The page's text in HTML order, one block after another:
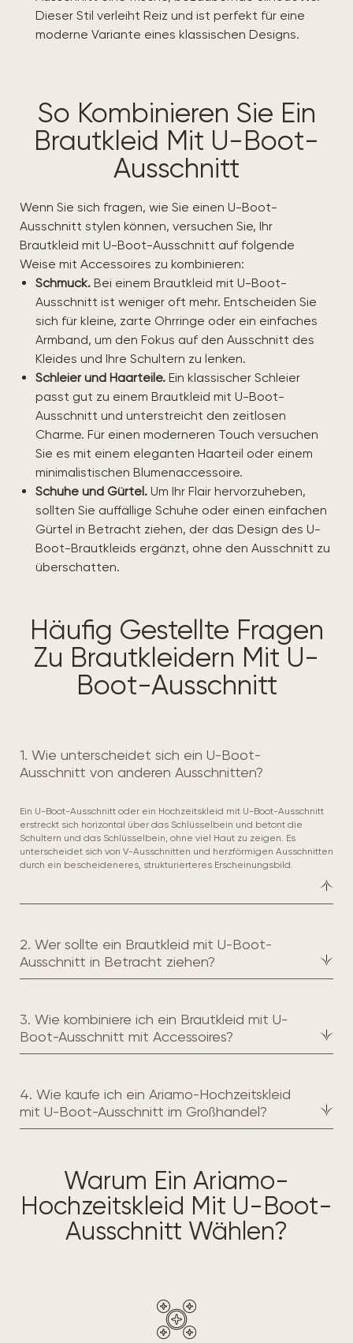
Dieser Stil verleiht Reiz und ist perfekt für eine
moderne Variante eines klassischen Designs.
So Kombinieren Sie Ein
Brautkleid Mit U-Boot-
Ausschnitt
Wenn Sie sich fragen, wie Sie einen U-Boot-
Ausschnitt stylen können, versuchen Sie, Ihr
Brautkleid mit U-Boot-Ausschnitt auf folgende
Weise mit Accessoires zu kombinieren:
Schmuck. Bei einem Brautkleid mit U-Boot-
Ausschnitt ist weniger oft mehr. Entscheiden Sie
sich für kleine, zarte Ohrringe oder ein einfaches
Armband, um den Fokus auf den Ausschnitt des
Kleides und Ihre Schultern zu lenken.
Schleier und Haarteile. Ein klassischer Schleier
passt gut zu einem Brautkleid mit U-Boot-
Ausschnitt und unterstreicht den zeitlosen
Charme. Für einen moderneren Touch versuchen
Sie es mit einem eleganten Haarteil oder einem
minimalistischen Blumenaccessoire.
Schuhe und Gürtel. Um Ihr Flair hervorzuheben,
sollten Sie auffällige Schuhe oder einen einfachen
Gürtel in Betracht ziehen, der das Design des U-
Boot-Brautkleids ergänzt, ohne den Ausschnitt zu
überschatten.
Häufig Gestellte Fragen
Zu Brautkleidern Mit U-
Boot-Ausschnitt
1. Wie unterscheidet sich ein U-Boot-
Ausschnitt von anderen Ausschnitten?
Ein U-Boot-Ausschnitt oder ein Hochzeitskleid mit U-Boot-Ausschnitt
erstreckt sich horizontal über das Schlüsselbein und betont die
Schultern und das Schlüsselbein, ohne viel Haut zu zeigen. Es
unterscheidet sich von V-Ausschnitten und herzförmigen Ausschnitten
durch ein bescheideneres, strukturierteres Erscheinungsbild.
2. Wer sollte ein Brautkleid mit U-Boot-
Ausschnitt in Betracht ziehen?
3. Wie kombiniere ich ein Brautkleid mit U-
Boot-Ausschnitt mit Accessoires?
4. Wie kaufe ich ein Ariamo-Hochzeitskleid
mit U-Boot-Ausschnitt im Großhandel?
Warum Ein Ariamo-
Hochzeitskleid Mit U-Boot-
Ausschnitt Wählen?